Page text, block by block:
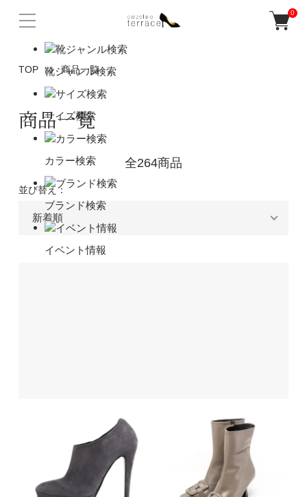
0
靴ジャンル検索
サイズ検索
カラー検索
ブランド検索
イベント情報
TOP 商品一覧
商品一覧
全264商品
並び替え：